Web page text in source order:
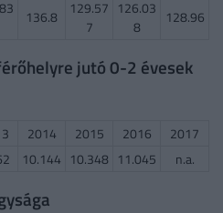
136.8
129.57
7
126.03
8
128.96
jutó 0-2 évesek
2014 2015 2016
2017
10.144 10.348 11.045 n.a.